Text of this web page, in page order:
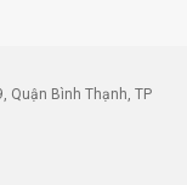
Quận Bình Thạnh, TP